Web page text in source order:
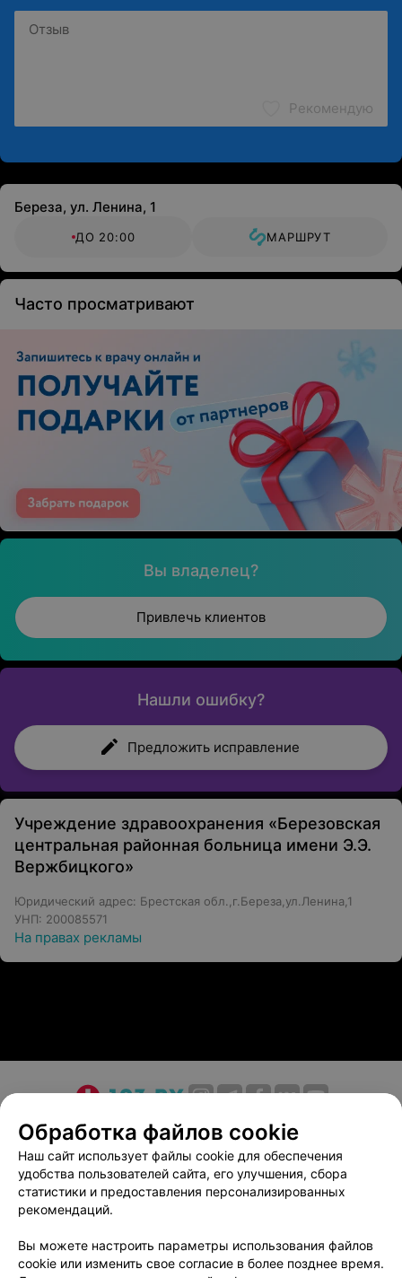
Рекомендую
Береза, ул. Ленина, 1
ДО 20:00 МАРШРУТ
Часто просматривают
Вы владелец?
Привлечь клиентов
Нашли ошибку?
Предложить исправление
Учреждение здравоохранения «Березовская
центральная районная больница имени Э.Э.
Вержбицкого»
Юридический адрес: Брестская обл.,г.Береза,ул.Ленина,1
УНП: 200085571
На правах рекламы
О проекте Новости проекта
Размещение рекламы
Медицинский маркетинг
Публичный договор
Пользовательское соглашение
Способы оплаты
Вакансии
Партнеры
Написать в поддержку
Персональные настройки cookie
Обработка файлов cookie
Наш сайт использует файлы cookie для обеспечения
удобства пользователей сайта, его улучшения, сбора
статистики и предоставления персонализированных
рекомендаций.
Вы можете настроить параметры использования файлов
cookie или изменить свое согласие в более позднее время.